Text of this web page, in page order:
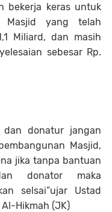
bekerja keras untuk
Masjid yang telah
Miliard, dan masih
sebesar Rp.
dan donatur jangan
Masjid,
jika tanpa bantuan
donator maka
selsai”ujar Ustad
Hikmah (JK)